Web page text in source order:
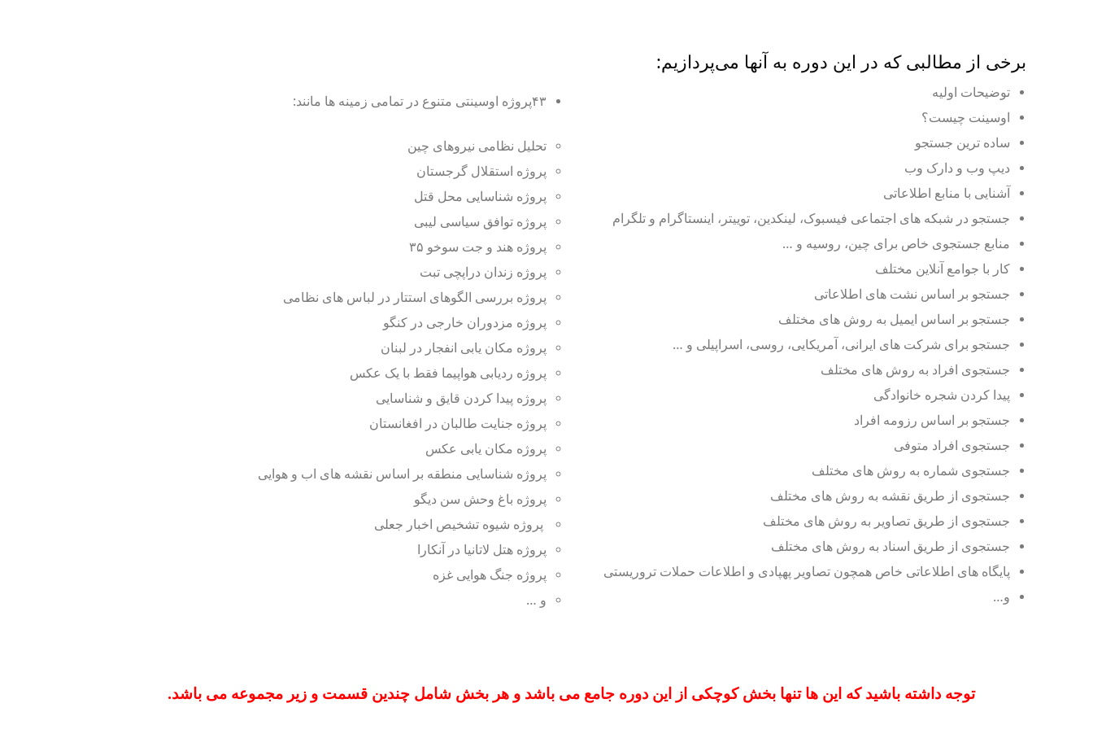
برخی از مطالبی که در این دوره به آنها می‌پردازیم:
توضیحات اولیه
اوسینت چیست؟
ساده ترین جستجو
دیپ وب و دارک وب
آشنایی با منابع اطلاعاتی
جستجو در شبکه های اجتماعی فیسبوک، لینکدین، توییتر، اینستاگرام و تلگرام
منابع جستجوی خاص برای چین، روسیه و …
کار با جوامع آنلاین مختلف
جستجو بر اساس نشت های اطلاعاتی
جستجو بر اساس ایمیل به روش های مختلف
جستجو برای شرکت های ایرانی، آمریکایی، روسی، اسراپیلی و …
جستجوی افراد به روش های مختلف
پیدا کردن شجره خانوادگی
جستجو بر اساس رزومه افراد
جستجوی افراد متوفی
جستجوی شماره به روش های مختلف
جستجوی از طریق نقشه به روش های مختلف
جستجوی از طریق تصاویر به روش های مختلف
جستجوی از طریق اسناد به روش های مختلف
پایگاه های اطلاعاتی خاص همچون تصاویر پهپادی و اطلاعات حملات تروریستی
و…
۴۳پروژه اوسینتی متنوع در تمامی زمینه ها مانند:
تحلیل نظامی نیروهای چین
پروژه استقلال گرجستان
پروژه شناسایی محل قتل
پروژه توافق سیاسی لیبی
پروژه هند و جت سوخو ۳۵
پروژه زندان دراپچی تبت
پروژه بررسی الگوهای استتار در لباس های نظامی
پروژه مزدوران خارجی در کنگو
پروژه مکان یابی انفجار در لبنان
پروژه ردیابی هواپیما فقط با یک عکس
پروژه پیدا کردن قایق و شناسایی
پروژه جنایت طالبان در افغانستان
پروژه مکان یابی عکس
پروژه شناسایی منطقه بر اساس نقشه های اب و هوایی
پروژه باغ وحش سن دیگو
پروژه شیوه تشخیص اخبار جعلی
پروژه هتل لاتانیا در آنکارا
پروژه جنگ هوایی غزه
و …
توجه داشته باشید که این ها تنها بخش کوچکی از این دوره جامع می باشد و هر بخش شامل چندین قسمت و زیر مجموعه می باشد.